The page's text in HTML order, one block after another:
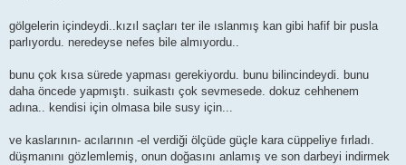
gölgelerin içindeydi..kızıl saçları ter ile ıslanmış kan gibi hafif bir pusla
parlıyordu. neredeyse nefes bile almıyordu..
bunu çok kısa sürede yapması gerekiyordu. bunu bilincindeydi. bunu
daha öncede yapmıştı. suikastı çok sevmesede. dokuz cehhenem
adına.. kendisi için olmasa bile susy için...
ve kaslarının- acılarının -el verdiği ölçüde güçle kara cüppeliye fırladı.
düşmanını gözlemlemiş, onun doğasını anlamış ve son darbeyi indirmek